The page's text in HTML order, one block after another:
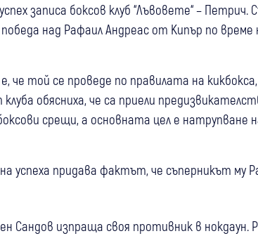
записа боксов клуб “Лъвовете“ –
над Рафаил Андреас от Кипър по време
че той се проведе по правилата на
обясниха, че са приели
срещи, а основната цел е натрупване
успеха придава фактът, че съперникът му
Сандов изпраща своя противник в нокдаун.